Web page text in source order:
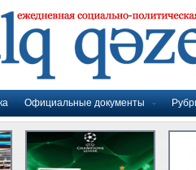
Официальные документы